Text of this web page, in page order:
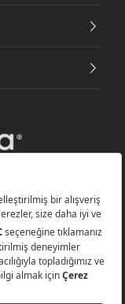
(AI) ile üretilmiştir.
hakları saklıdır.